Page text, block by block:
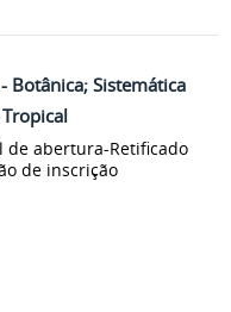
Botânica; Sistemática
de abertura-Retificado
de inscrição